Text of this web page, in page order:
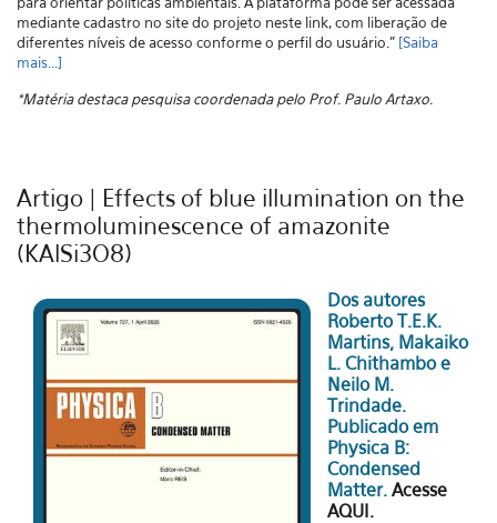
mediante cadastro no site do projeto neste link, com liberação de
diferentes níveis de acesso conforme o perfil do usuário." [Saiba
mais...]
*Matéria destaca pesquisa coordenada pelo Prof. Paulo Artaxo.
Artigo | Effects of blue illumination on the
thermoluminescence of amazonite
(KAlSi3O8)
Dos autores
Roberto T.E.K.
Martins, Makaiko
L. Chithambo e
Neilo M.
Trindade.
Publicado em
Physica B:
Condensed
Matter. Acesse
AQUI.